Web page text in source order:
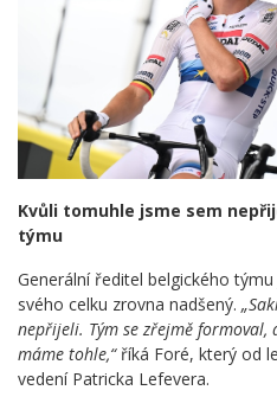
Kvůli tomuhle jsme sem
týmu
Generální ředitel belgického
svého celku zrovna nadšený.
nepřijeli. Tým se zřejmě
máme tohle,“ říká Foré, který od
vedení Patricka Lefevera.